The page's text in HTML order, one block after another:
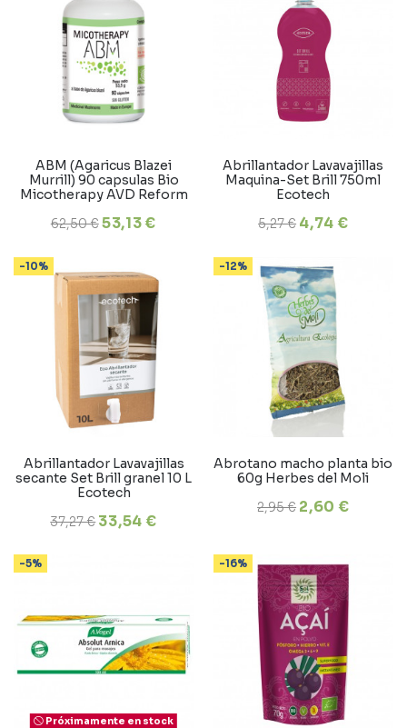
ABM (Agaricus Blazei
Murrill) 90 capsulas Bio
Micotherapy AVD Reform
62,50 €53,13 €
Abrillantador Lavavajillas
Maquina-Set Brill 750ml
Ecotech
5,27 € 4,74 €
-10%
Abrillantador Lavavajillas
secante Set Brill granel 10 L
Ecotech
37,27 € 33,54 €
-12%
Abrotano macho planta bio
60g Herbes del Moli
2,95 € 2,60 €
-5%
Próximamente en stock
-16%